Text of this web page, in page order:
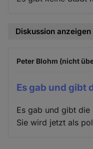
Diskussion anzeigen
Peter Blohm (nicht
Es gab und gibt
Es gab und gibt die
Sie wird jetzt als